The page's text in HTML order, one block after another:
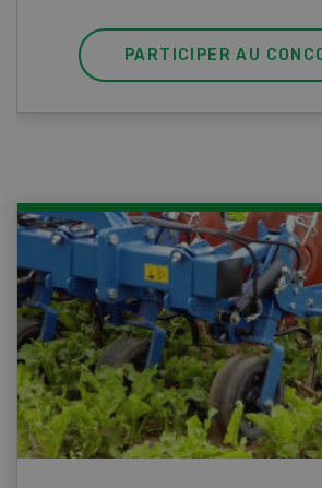
PARTICIPER AU